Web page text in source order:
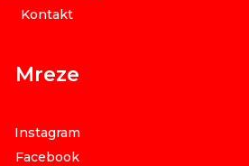
Kontakt
Mreze
Instagram
Facebook